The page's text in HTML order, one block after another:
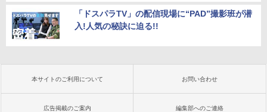
「ドスパラTV」の配信現場に“PAD”撮影班が潜
入!人気の秘訣に迫る!!
本サイトのご利用について お問い合わせ
広告掲載のご案内 編集部へのご連絡